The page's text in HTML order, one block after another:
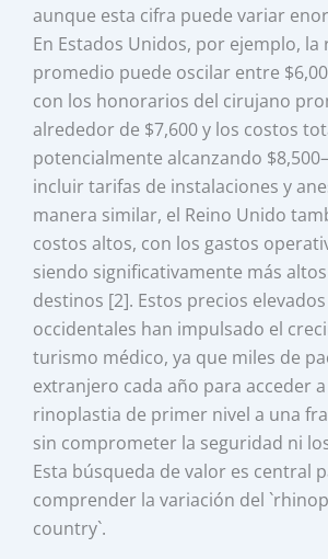
aunque esta cifra puede variar
En Estados Unidos, por ejemplo, la
promedio puede oscilar entre
con los honorarios del cirujano
alrededor de $7,600 y los costos
potencialmente alcanzando
incluir tarifas de instalaciones y
manera similar, el Reino Unido
costos altos, con los gastos
siendo significativamente más
destinos [2]. Estos precios
occidentales han impulsado el
turismo médico, ya que miles de
extranjero cada año para acceder
rinoplastia de primer nivel a una
sin comprometer la seguridad ni
Esta búsqueda de valor es central
comprender la variación del
country`.